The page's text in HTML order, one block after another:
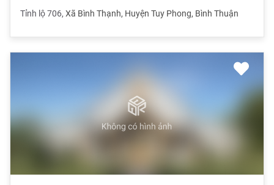
Tỉnh lộ 706, Xã Bình Thạnh, Huyện Tuy Phong, Bình Thuận